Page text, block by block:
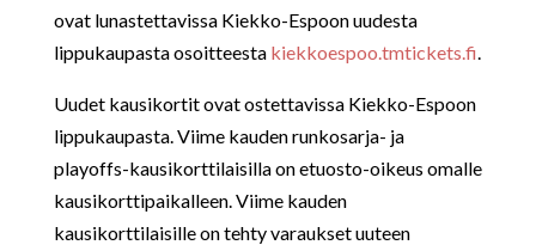
ovat lunastettavissa Kiekko-Espoon uudesta
lippukaupasta osoitteesta kiekkoespoo.tmtickets.fi.
Uudet kausikortit ovat ostettavissa Kiekko-Espoon
lippukaupasta. Viime kauden runkosarja- ja
playoffs-kausikorttilaisilla on etuosto-oikeus omalle
kausikorttipaikalleen. Viime kauden
kausikorttilaisille on tehty varaukset uuteen